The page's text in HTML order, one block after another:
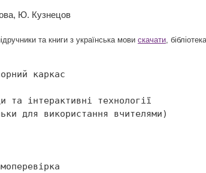
Ю. Кузнецов
та книги з українська мови скачати,